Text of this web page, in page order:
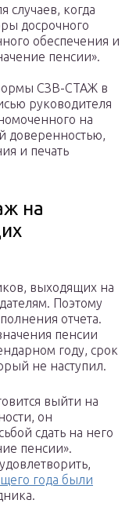
случаев, когда
досрочного
обеспечения и
пенсии».
СЗВ-СТАЖ в
руководителя
на
доверенностью,
и печать
на
выходящих на
Поэтому
отчета.
пенсии
году, срок
не наступил.
выйти на
он
сдать на него
пенсии».
года были